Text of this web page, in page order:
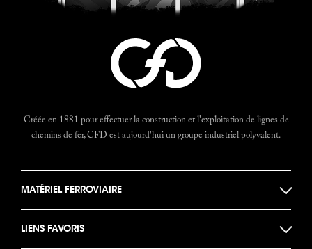
Créée en 1881 pour effectuer la construction et l'exploitation de lignes de
chemins de fer, CFD est aujourd'hui un groupe industriel polyvalent.
MATÉRIEL FERROVIAIRE
LIENS FAVORIS